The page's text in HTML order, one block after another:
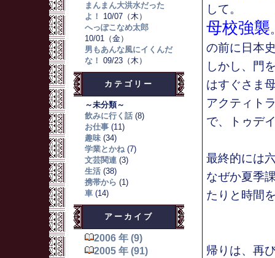
まんまん大洪水だった
よ！
10/07（木）
へっぽこなめ太郎
10/01（金）
男もあんな風にイくんだ
な！ 09/23（木）
カテゴリー
～未分類～
飲みに行く話 (8)
お仕事 (11)
趣味 (34)
学業とかね (7)
文芸関連 (3)
生活 (38)
携帯から (1)
車 (14)
アーカイブ
2006 年 (9)
2005 年 (91)
して。
母校強襲
の前に日本
しかし、門
はすぐさま
アクティト
で、トゥデ
最終的には
なぜか夏季
たりと時間
帰りは、再